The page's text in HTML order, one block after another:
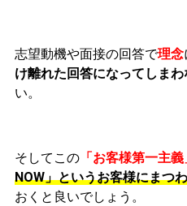
志望動機や面接の回答で理念
け離れた回答になってしまわ
い。
そしてこの「お客様第一主義
NOW」というお客様にまつ
おくと良いでしょう。